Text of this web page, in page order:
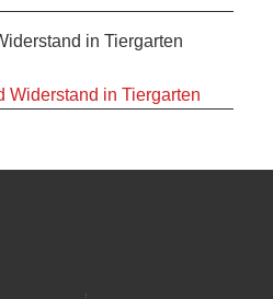
in Tiergarten